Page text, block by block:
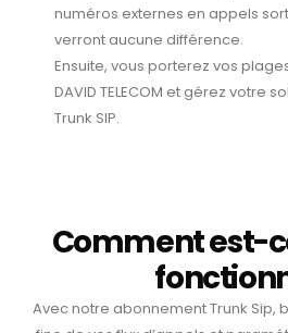
numéros externes en appels
verront aucune différence.
Ensuite, vous porterez vos
DAVID TELECOM et gérez votre
Trunk SIP.
Comment est-
Avec notre abonnement Trunk Sip,